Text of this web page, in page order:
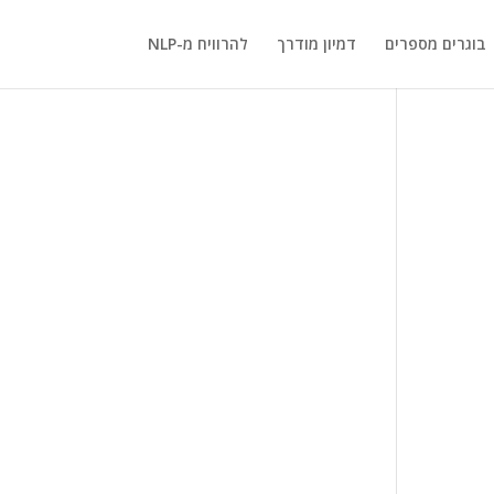
בוגרים מספרים דמיון מודרך להרוויח מ-NLP